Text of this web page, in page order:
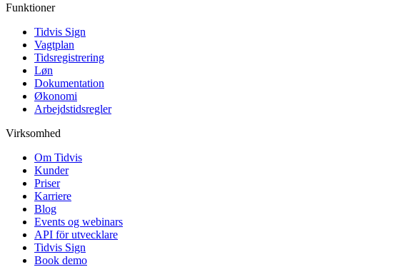
Funktioner
Tidvis Sign
Vagtplan
Tidsregistrering
Løn
Dokumentation
Økonomi
Arbejdstidsregler
Virksomhed
Om Tidvis
Kunder
Priser
Karriere
Blog
Events og webinars
API för utvecklare
Tidvis Sign
Book demo